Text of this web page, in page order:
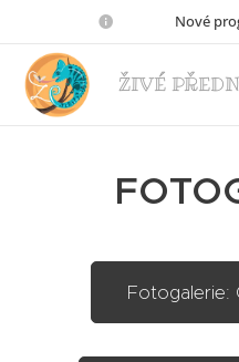
🦋🦗🐢Nové
ŽIVÉ
Fotogalerie: